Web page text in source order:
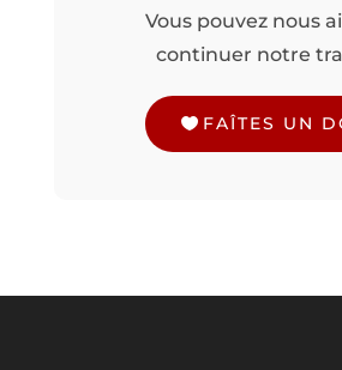
Vous pouvez nous
continuer notre
FAÎTES UN